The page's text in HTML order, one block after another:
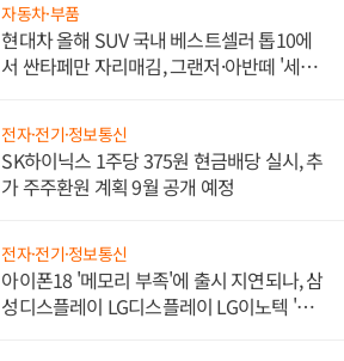
자동차·부품
현대차 올해 SUV 국내 베스트셀러 톱10에
서 싼타페만 자리매김, 그랜저·아반떼 '세단
전자·전기·정보통신
SK하이닉스 1주당 375원 현금배당 실시, 추
가 주주환원 계획 9월 공개 예정
전자·전기·정보통신
아이폰18 '메모리 부족'에 출시 지연되나, 삼
성디스플레이 LG디스플레이 LG이노텍 '탈